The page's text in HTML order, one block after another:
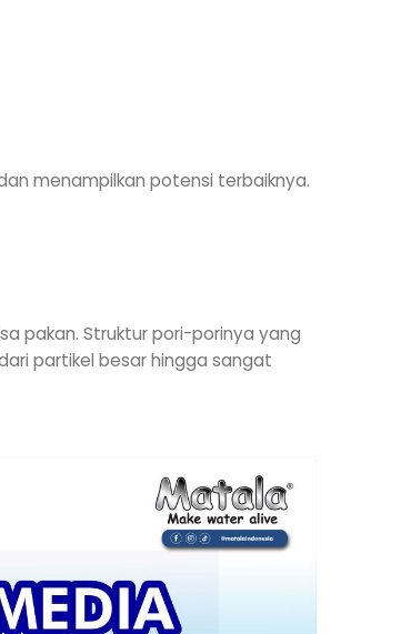
menampilkan potensi terbaiknya.
pakan. Struktur pori-porinya yang
partikel besar hingga sangat